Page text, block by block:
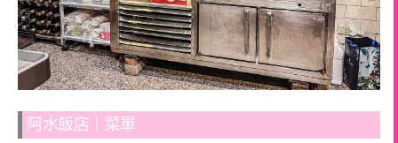
阿水飯店｜菜單